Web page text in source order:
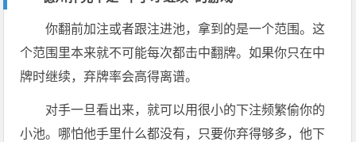
你翻前加注或者跟注进池，拿到的是一个范围。这
个范围里本来就不可能每次都击中翻牌。如果你只在中
牌时继续，弃牌率会高得离谱。
对手一旦看出来，就可以用很小的下注频繁偷你的
小池。哪怕他手里什么都没有，只要你弃得够多，他下